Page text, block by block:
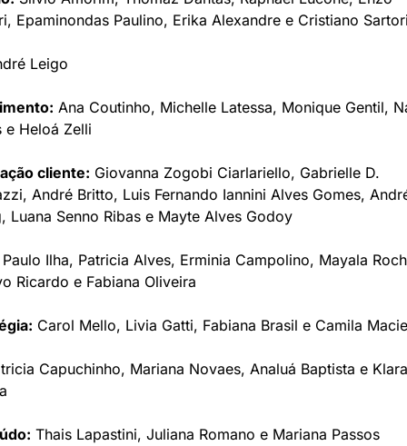
Epaminondas Paulino, Erika Alexandre e Cristiano
Leigo
Ana Coutinho, Michelle Latessa, Monique Gentil,
e Heloá Zelli
cliente: Giovanna Zogobi Ciarlariello, Gabrielle D.
André Britto, Luis Fernando Iannini Alves Gomes,
Luana Senno Ribas e Mayte Alves Godoy
Ilha, Patricia Alves, Erminia Campolino, Mayala
Ricardo e Fabiana Oliveira
Carol Mello, Livia Gatti, Fabiana Brasil e Camila
Capuchinho, Mariana Novaes, Analuá Baptista e Klara
Thais Lapastini, Juliana Romano e Mariana Passos